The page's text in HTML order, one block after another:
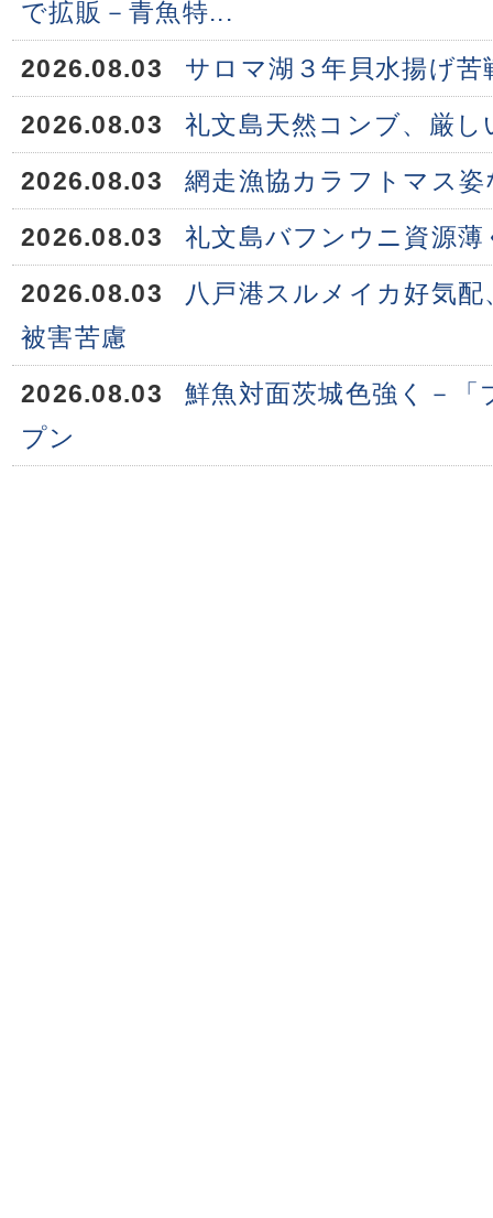
で拡販－青魚特...
2026.08.03
サロマ湖３年貝水揚げ苦
2026.08.03
礼文島天然コンブ、厳し
2026.08.03
網走漁協カラフトマス
2026.08.03
礼文島バフンウニ資源薄
2026.08.03
八戸港スルメイカ好気
被害苦慮
2026.08.03
鮮魚対面茨城色強く－
プン